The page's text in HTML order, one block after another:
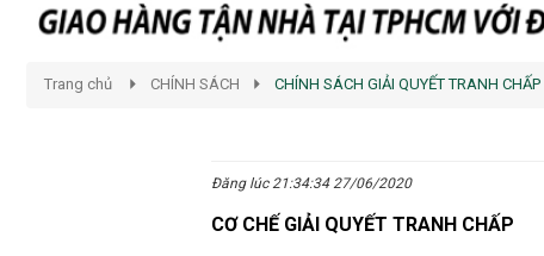
Trang chủ CHÍNH SÁCH CHÍNH SÁCH GIẢI QUYẾT TRANH CHẤP
Đăng lúc 21:34:34 27/06/2020
CƠ CHẾ GIẢI QUYẾT TRANH CHẤP